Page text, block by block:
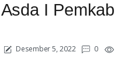
I Pemkab
Desember 5, 2022
0